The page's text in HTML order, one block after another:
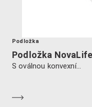
Podložka
Podložka
S oválnou konvexní...